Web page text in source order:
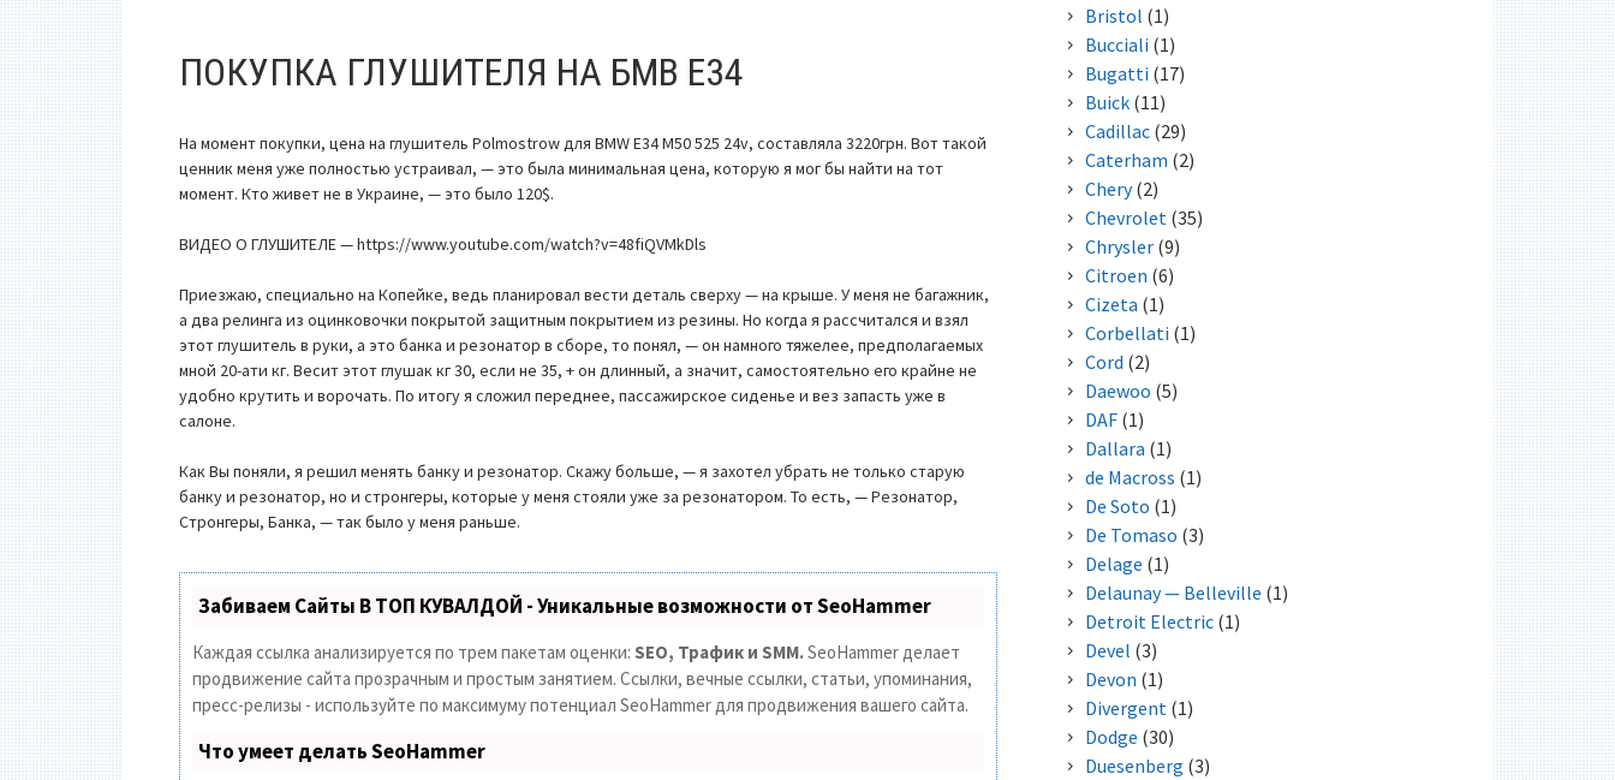
ПОКУПКА ГЛУШИТЕЛЯ НА БМВ Е34
На момент покупки, цена на глушитель Polmostrow для BMW E34 M50 525 24v, составляла 3220грн. Вот такой
ценник меня уже полностью устраивал, — это была минимальная цена, которую я мог бы найти на тот
момент. Кто живет не в Украине, — это было 120$.
ВИДЕО О ГЛУШИТЕЛЕ — https://www.youtube.com/watch?v=48fiQVMkDls
Приезжаю, специально на Копейке, ведь планировал вести деталь сверху — на крыше. У меня не багажник,
а два релинга из оцинковочки покрытой защитным покрытием из резины. Но когда я рассчитался и взял
этот глушитель в руки, а это банка и резонатор в сборе, то понял, — он намного тяжелее, предполагаемых
мной 20-ати кг. Весит этот глушак кг 30, если не 35, + он длинный, а значит, самостоятельно его крайне не
удобно крутить и ворочать. По итогу я сложил переднее, пассажирское сиденье и вез запасть уже в
салоне.
Как Вы поняли, я решил менять банку и резонатор. Скажу больше, — я захотел убрать не только старую
банку и резонатор, но и стронгеры, которые у меня стояли уже за резонатором. То есть, — Резонатор,
Стронгеры, Банка, — так было у меня раньше.
Забиваем Сайты В ТОП КУВАЛДОЙ - Уникальные возможности от SeoHammer
Каждая ссылка анализируется по трем пакетам оценки: SEO, Трафик и SMM.SeoHammer делает
продвижение сайта прозрачным и простым занятием. Ссылки, вечные ссылки, статьи, упоминания,
пресс-релизы - используйте по максимуму потенциал SeoHammer для продвижения вашего сайта.
Что умеет делать SeoHammer
Bristol (1)
Bucciali (1)
Bugatti (17)
Buick(11)
Cadillac(29)
Caterham (2)
Chery(2)
Chevrolet (35)
Chrysler(9)
Citroen (6)
Cizeta (1)
Corbellati (1)
Cord (2)
Daewoo (5)
DAF(1)
Dallara (1)
de Macross (1)
De Soto (1)
De Tomaso (3)
Delage (1)
Delaunay — Belleville (1)
Detroit Electric(1)
Devel (3)
Devon (1)
Divergent (1)
Dodge (30)
Duesenberg (3)